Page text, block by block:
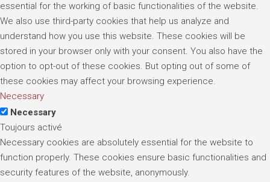
essential for the working of basic functionalities of the website.
We also use third-party cookies that help us analyze and
understand how you use this website. These cookies will be
stored in your browser only with your consent. You also have the
option to opt-out of these cookies. But opting out of some of
these cookies may affect your browsing experience.
Necessary
Necessary
Toujours activé
Necessary cookies are absolutely essential for the website to
function properly. These cookies ensure basic functionalities and
security features of the website, anonymously.